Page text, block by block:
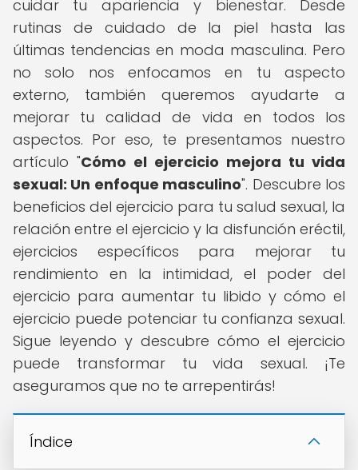
cuidar tu apariencia y bienestar. Desde
rutinas de cuidado de la piel hasta las
últimas tendencias en moda masculina. Pero
no solo nos enfocamos en tu aspecto
externo, también queremos ayudarte a
mejorar tu calidad de vida en todos los
aspectos. Por eso, te presentamos nuestro
artículo "Cómo el ejercicio mejora tu vida
sexual: Un enfoque masculino". Descubre los
beneficios del ejercicio para tu salud sexual, la
relación entre el ejercicio y la disfunción eréctil,
ejercicios específicos para mejorar tu
rendimiento en la intimidad, el poder del
ejercicio para aumentar tu libido y cómo el
ejercicio puede potenciar tu confianza sexual.
Sigue leyendo y descubre cómo el ejercicio
puede transformar tu vida sexual. ¡Te
aseguramos que no te arrepentirás!
Índice